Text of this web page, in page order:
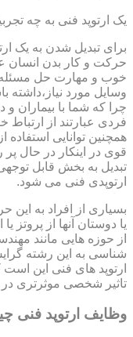
یک ارتوپد فنی به چه
برای تبدیل شدن به یک
حرکت و کار بدن انسان
خوب و مهارت حل مسئله
وسایل مورد
چرا که شما با بیماران و
فردی عبارتند از
قوی در اینکار در حال
تبدیل به بخش قابل توجهی
ارتوپدی فنی می شود.
بسیاری از افراد به این
یا دوستان آنها از
از حوزه هایی مانند
شناسی به این رشته
ارتوپد های فنی این
تاثیر شخصی موثرتری در
وظایف ارتوپد فنی